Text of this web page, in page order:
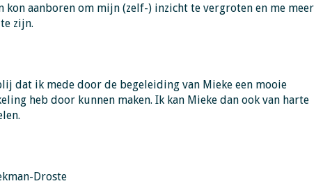
kon aanboren om mijn (zelf-) inzicht te vergroten en me meer
zijn.
dat ik mede door de begeleiding van Mieke een mooie
heb door kunnen maken. Ik kan Mieke dan ook van harte
Droste